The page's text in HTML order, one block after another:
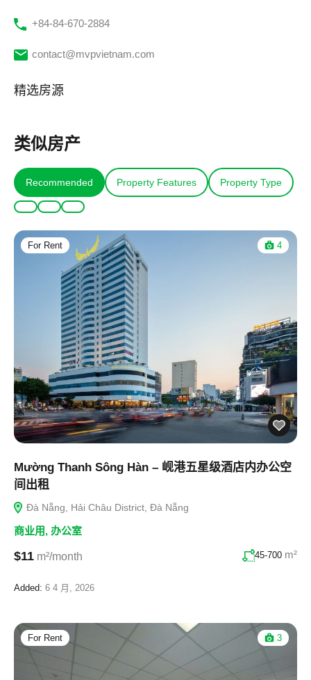
‭+84-84-670-2884‬
contact@mvpvietnam.com
精选房源
类似房产
Recommended Property Features Property Type
For Rent 4
Mường Thanh Sông Hàn – 岘港五星级酒店内办公空
间出租
Đà Nẵng, Hải Châu District, Đà Nẵng
商业用, 办公室
$11 m²/month 45-700 m²
Added: 6 4 月, 2026
For Rent 3